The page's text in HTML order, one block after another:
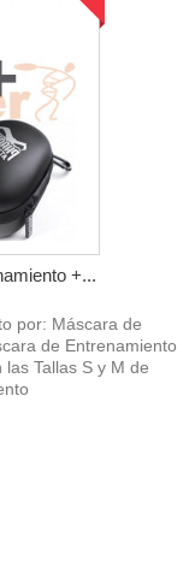
+...
por: Máscara de
de Entrenamiento
Tallas S y M de